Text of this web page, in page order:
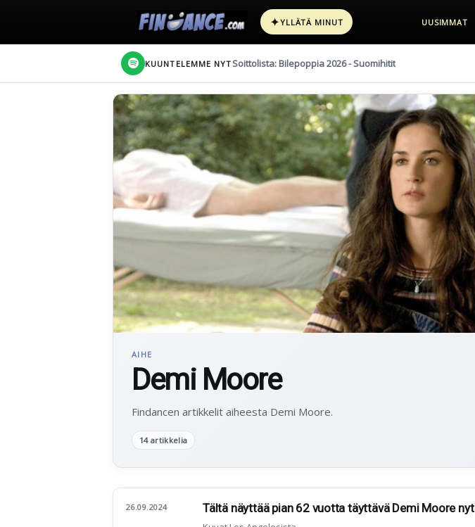
✦YLLÄTÄ MINUT UUSIMMAT
KUUNTELEMME NYT Soittolista: Bilepoppia 2026 - Suomihitit
AIHE
Demi Moore
Findancen artikkelit aiheesta Demi Moore.
14 artikkelia
26.09.2024 Tältä näyttää pian 62 vuotta täyttävä Demi Moore nyt